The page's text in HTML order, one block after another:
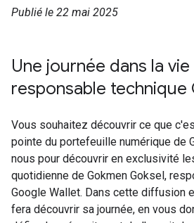
Publié le 22 mai 2025
Une journée dans la
responsable technique
Vous souhaitez découvrir ce que
pointe du portefeuille numérique de
nous pour découvrir en exclusivité
quotidienne de Gokmen Goksel,
Google Wallet. Dans cette diffusion
fera découvrir sa journée, en vous